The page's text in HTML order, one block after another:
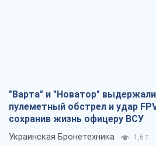
"Варта" и "Новатор" выдержали
пулеметный обстрел и удар
сохранив жизнь офицеру ВСУ
Украинская Бронетехника 1,6 т.